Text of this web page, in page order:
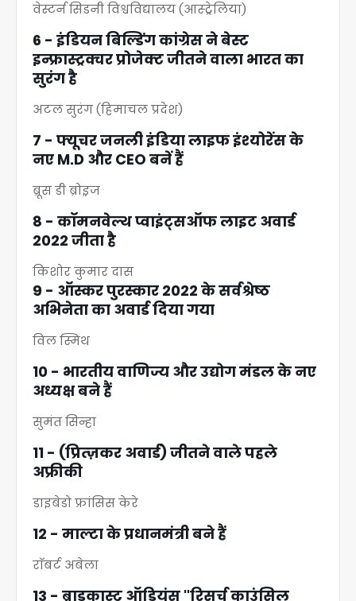
वेस्टर्न सिडनी विश्वविद्यालय (आस्ट्रेलिया)
6 - इंडियन बिल्डिंग कांग्रेस ने बेस्ट
इन्फ्रास्ट्रक्चर प्रोजेक्ट जीतने वाला भारत का
सुरंग है
अटल सुरंग (हिमाचल प्रदेश)
7 - फ्यूचर जनली इंडिया लाइफ इंश्योरेंस के
नए M.D और CEO बनें हैं
ब्रूस डी ब्रोइ़ज
8 - काॅमनवेल्थ प्वाइंट्सऑफ लाइट अवार्ड
2022 जीता है
किशोर कुमार दास
9 - ऑस्कर पुरस्कार 2022 के सर्वश्रेष्ठ
अभिनेता का अवार्ड दिया गया
विल स्मिथ
10 - भारतीय वाणिज्य और उद्योग मंडल के नए
अध्यक्ष बने हैं
सुमंत सिन्हा
11 - (प्रित्ज़कर अवार्ड) जीतने वाले पहले
अफ्रीकी
डाइबेडो फ्रांसिस केरे
12 - माल्टा के प्रधानमंत्री बने हैं
राॅबर्ट अबेला
13 - ब्राडकास्ट ऑडियंस "रिसर्च काउंसिल